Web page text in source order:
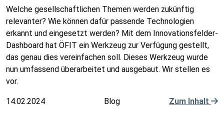
Welche gesellschaftlichen Themen werden zukünftig
relevanter? Wie können dafür passende Technologien
erkannt und eingesetzt werden? Mit dem Innovationsfelder-
Dashboard hat ÖFIT ein Werkzeug zur Verfügung gestellt,
das genau dies vereinfachen soll. Dieses Werkzeug wurde
nun umfassend überarbeitet und ausgebaut. Wir stellen es
vor.
14.02.2024 Blog Zum Inhalt